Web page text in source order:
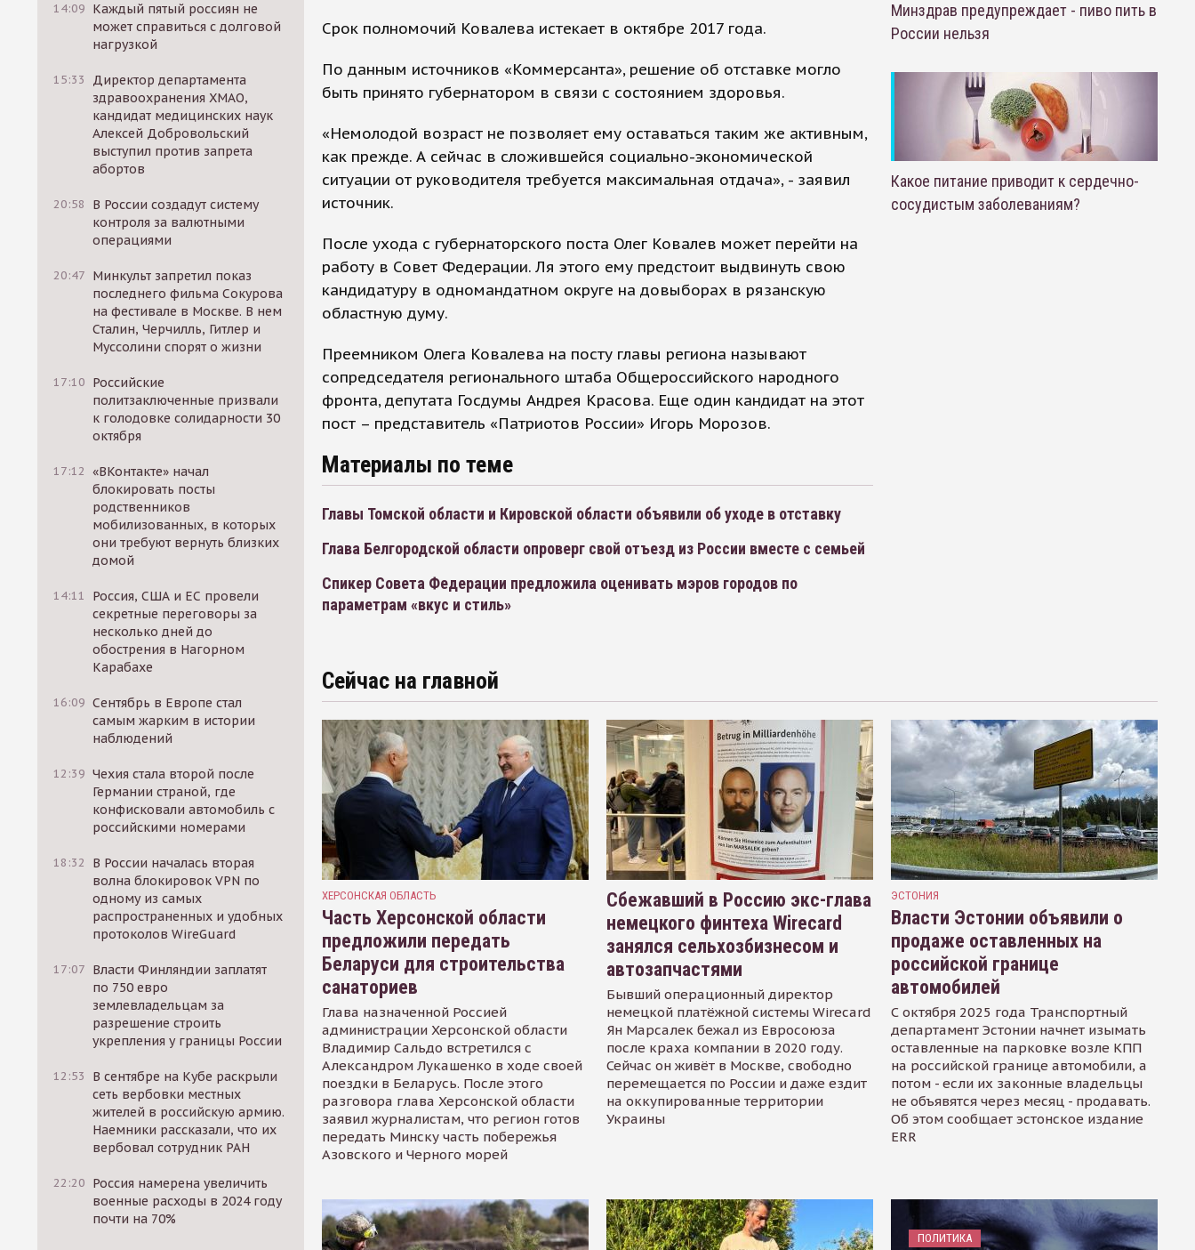
14:09 Каждый пятый россиян не
может справиться с долговой
нагрузкой
15:33
Директор департамента
здравоохранения ХМАО,
кандидат медицинских наук
Алексей Добровольский
выступил против запрета
абортов
20:58
В России создадут систему
контроля за валютными
операциями
20:47 Минкульт запретил показ
последнего фильма Сокурова
на фестивале в Москве. В нем
Сталин, Черчилль, Гитлер и
Муссолини спорят о жизни
17:10 Российские
политзаключенные призвали
к голодовке солидарности 30
октября
17:12 «ВКонтакте» начал
блокировать посты
родственников
мобилизованных, в которых
они требуют вернуть близких
домой
14:11
Россия, США и ЕС провели
секретные переговоры за
несколько дней до
обострения в Нагорном
Карабахе
16:09 Сентябрь в Европе стал
самым жарким в истории
наблюдений
12:39 Чехия стала второй после
Германии страной, где
конфисковали автомобиль с
российскими номерами
18:32
В России началась вторая
волна блокировок VPN по
одному из самых
распространенных и удобных
протоколов WireGuard
17:07 Власти Финляндии заплатят
по 750 евро
землевладельцам за
разрешение строить
укрепления у границы России
12:53
В сентябре на Кубе раскрыли
сеть вербовки местных
жителей в российскую армию.
Наемники рассказали, что их
вербовал сотрудник РАН
22:20 Россия намерена увеличить
военные расходы в 2024 году
почти на 70%
Срок полномочий Ковалева истекает в октябре 2017 года.
По данным источников «Коммерсанта», решение об отставке могло
быть принято губернатором в связи с состоянием здоровья.
«Немолодой возраст не позволяет ему оставаться таким же активным,
как прежде. А сейчас в сложившейся социально-экономической
ситуации от руководителя требуется максимальная отдача», - заявил
источник.
После ухода с губернаторского поста Олег Ковалев может перейти на
работу в Совет Федерации. Ля этого ему предстоит выдвинуть свою
кандидатуру в одномандатном округе на довыборах в рязанскую
областную думу.
Преемником Олега Ковалева на посту главы региона называют
сопредседателя регионального штаба Общероссийского народного
фронта, депутата Госдумы Андрея Красова. Еще один кандидат на этот
пост – представитель «Патриотов России» Игорь Морозов.
Материалы по теме
Главы Томской области и Кировской области объявили об уходе в отставку
Глава Белгородской области опроверг свой отъезд из России вместе с семьей
Спикер Совета Федерации предложила оценивать мэров городов по
параметрам «вкус и стиль»
Минздрав предупреждает - пиво пить в
России нельзя
Какое питание приводит к сердечно-
сосудистым заболеваниям?
Сейчас на главной
ХЕРСОНСКАЯ ОБЛАСТЬ
Часть Херсонской области
предложили передать
Беларуси для строительства
санаториев
Глава назначенной Россией
администрации Херсонской области
Владимир Сальдо встретился с
Александром Лукашенко в ходе своей
поездки в Беларусь. После этого
разговора глава Херсонской области
заявил журналистам, что регион готов
передать Минску часть побережья
Азовского и Черного морей
Сбежавший в Россию экс-глава
немецкого финтеха Wirecard
занялся сельхозбизнесом и
автозапчастями
Бывший операционный директор
немецкой платёжной системы Wirecard
Ян Марсалек бежал из Евросоюза
после краха компании в 2020 году.
Сейчас он живёт в Москве, свободно
перемещается по России и даже ездит
на оккупированные территории
Украины
ЭСТОНИЯ
Власти Эстонии объявили о
продаже оставленных на
российской границе
автомобилей
С октября 2025 года Транспортный
департамент Эстонии начнет изымать
оставленные на парковке возле КПП
на российской границе автомобили, а
потом - если их законные владельцы
не объявятся через месяц - продавать.
Об этом сообщает эстонское издание
ERR
ПОЛИТИКА